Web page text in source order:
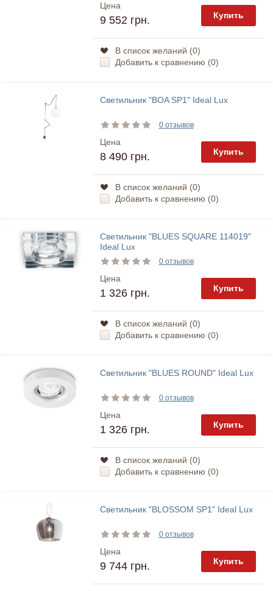
Цена
9 552 грн. Купить
В список желаний (0)
Добавить к сравнению (0)
Светильник "BOA SP1" Ideal Lux
0 отзывов
Цена
8 490 грн. Купить
В список желаний (0)
Добавить к сравнению (0)
Светильник "BLUES SQUARE 114019"
Ideal Lux
0 отзывов
Цена
1 326 грн. Купить
В список желаний (0)
Добавить к сравнению (0)
Светильник "BLUES ROUND" Ideal Lux
0 отзывов
Цена
1 326 грн. Купить
В список желаний (0)
Добавить к сравнению (0)
Светильник "BLOSSOM SP1" Ideal Lux
0 отзывов
Цена
9 744 грн. Купить